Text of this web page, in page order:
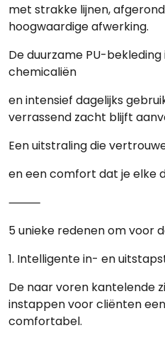
met strakke lijnen,
hoogwaardige afwerking.
De duurzame PU-bekleding
chemicaliën
en intensief dagelijks
verrassend zacht blijft
Een uitstraling die
en een comfort dat je elke
⸻
5 unieke redenen om voor
1. Intelligente in- en
De naar voren kantelende
instappen voor cliënten
comfortabel.